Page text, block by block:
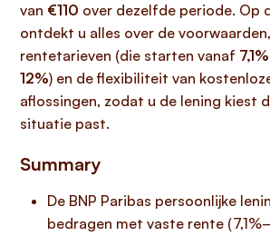
van €110 over dezelfde periode. Op
ontdekt u alles over de
rentetarieven (die starten vanaf 7,1%
12%) en de flexibiliteit van
aflossingen, zodat u de lening kiest
situatie past.
Summary
De BNP Paribas persoonlijke
bedragen met vaste rente